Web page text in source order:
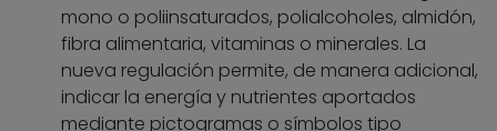
mono o poliinsaturados, polialcoholes, almidón,
fibra alimentaria, vitaminas o minerales. La
nueva regulación permite, de manera adicional,
indicar la energía y nutrientes aportados
mediante pictogramas o símbolos tipo